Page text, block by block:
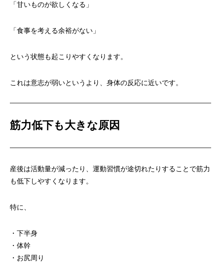
「甘いものが欲しくなる」
「食事を考える余裕がない」
という状態も起こりやすくなります。
これは意志が弱いというより、身体の反応に近いです。
筋力低下も大きな原因
産後は活動量が減ったり、運動習慣が途切れたりすることで筋力
も低下しやすくなります。
特に、
・下半身
・体幹
・お尻周り